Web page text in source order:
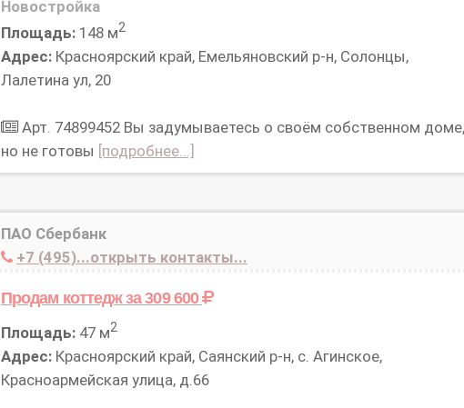
Новостройка
Площадь:148 м2
Адрес:Красноярский край, Емельяновский р-н, Солонцы,
Лалетина ул, 20
Арт. 74899452 Вы задумываетесь о своём собственном доме,
но не готовы [подробнее...]
ПАО Сбербанк
+7 (495)...открыть контакты...
Продам коттеджза 309 600
Площадь:47 м2
Адрес:Красноярский край, Саянский р-н, с. Агинское,
Красноармейская улица, д.66